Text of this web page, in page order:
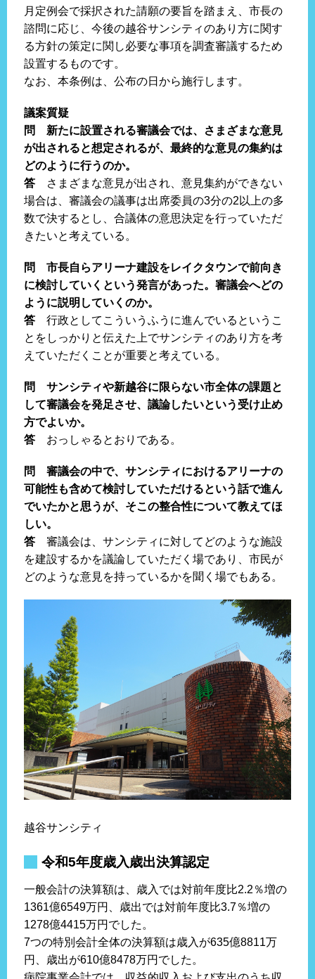
月定例会で採択された請願の要旨を踏まえ、市長の
諮問に応じ、今後の越谷サンシティのあり方に関す
る方針の策定に関し必要な事項を調査審議するため
設置するものです。
なお、本条例は、公布の日から施行します。
議案質疑
問 新たに設置される審議会では、さまざまな意見
が出されると想定されるが、最終的な意見の集約は
どのように行うのか。
答
さまざまな意見が出され、意見集約ができない
場合は、審議会の議事は出席委員の3分の2以上の多
数で決するとし、合議体の意思決定を行っていただ
きたいと考えている。
問 市長自らアリーナ建設をレイクタウンで前向き
に検討していくという発言があった。審議会へどの
ように説明していくのか。
答 行政としてこういうふうに進んでいるというこ
とをしっかりと伝えた上でサンシティのあり方を考
えていただくことが重要と考えている。
問 サンシティや新越谷に限らない市全体の課題と
して審議会を発足させ、議論したいという受け止め
方でよいか。
答 おっしゃるとおりである。
問 審議会の中で、サンシティにおけるアリーナの
可能性も含めて検討していただけるという話で進ん
でいたかと思うが、そこの整合性について教えてほ
しい。
答 審議会は、サンシティに対してどのような施設
を建設するかを議論していただく場であり、市民が
どのような意見を持っているかを聞く場でもある。
越谷サンシティ
令和5年度歳入歳出決算認定
一般会計の決算額は、歳入では対前年度比2.2％増の
1361億6549万円、歳出では対前年度比3.7％増の
1278億4415万円でした。
7つの特別会計全体の決算額は歳入が635億8811万
円、歳出が610億8478万円でした。